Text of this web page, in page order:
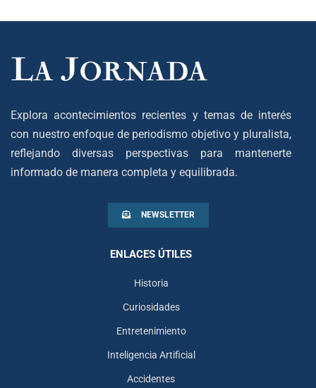
Explora acontecimientos recientes y temas de interés
con nuestro enfoque de periodismo objetivo y pluralista,
reflejando diversas perspectivas para mantenerte
informado de manera completa y equilibrada.
NEWSLETTER
ENLACES ÚTILES
Historia
Curiosidades
Entretenimiento
Inteligencia Artificial
Accidentes